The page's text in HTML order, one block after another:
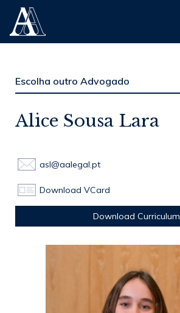
Albuquerque
& Almeida
Alice Sousa Lara
asl@aalegal.pt
Download VCard
Download Curriculum